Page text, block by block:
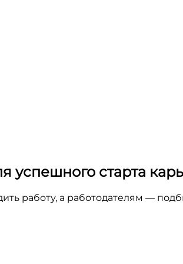
успешного старта
работу, а работодателям —